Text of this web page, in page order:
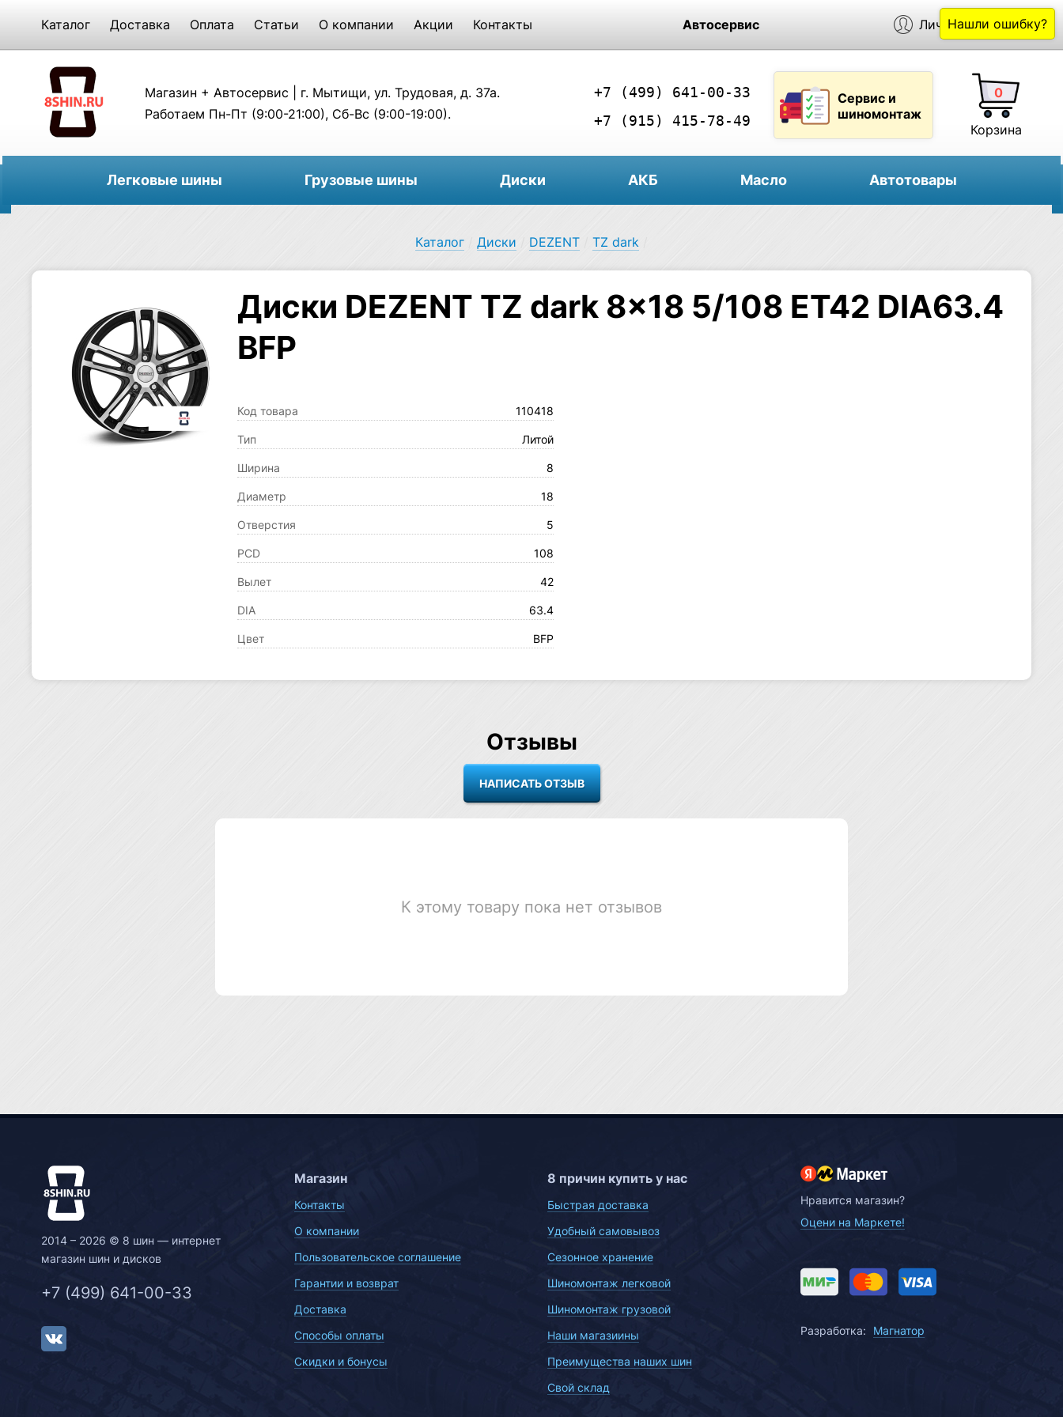
Каталог Доставка Оплата Статьи О компании Акции Контакты Автосервис Личный кабинет
Магазин + Автосервис | г. Мытищи, ул. Трудовая, д. 37а.
Работаем Пн-Пт (9:00-21:00), Сб-Вс (9:00-19:00).
+7 (499) 641-00-33
+7 (915) 415-78-49
Сервис и
шиномонтаж
0
Корзина
Легковые шины Грузовые шины Диски АКБ Масло Автотовары
Каталог Диски DEZENT TZ dark
Диски DEZENT TZ dark 8×18 5/108 ET42 DIA63.4
BFP
Код товара 110418
Тип Литой
Ширина 8
Диаметр 18
Отверстия 5
PCD 108
Вылет 42
DIA 63.4
Цвет BFP
Отзывы
К этому товару пока нет отзывов
2014 – 2026 © 8 шин — интернет
магазин шин и дисков
+7 (499) 641-00-33
Магазин
Контакты
О компании
Пользовательское соглашение
Гарантии и возврат
Доставка
Способы оплаты
Скидки и бонусы
8 причин купить у нас
Быстрая доставка
Удобный самовывоз
Сезонное хранение
Шиномонтаж легковой
Шиномонтаж грузовой
Наши магазиины
Преимущества наших шин
Свой склад
Нравится магазин?
Оцени на Маркете!
Разработка: Магнатор
Нашли ошибку?